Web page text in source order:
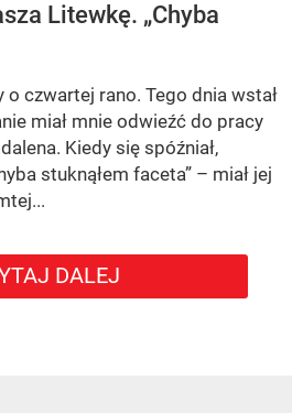
Litewkę. „Chyba
czwartej rano. Tego dnia wstał
miał mnie odwieźć do pracy
Kiedy się spóźniał,
stuknąłem faceta” – miał jej
DALEJ